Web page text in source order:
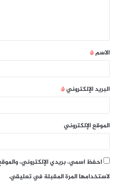
الاسم*
البريد الإلكتروني*
الموقع الإلكتروني
احفظ اسمي، بريدي الإلكتروني،
لاستخدامها المرة المقبلة في تعليقي.